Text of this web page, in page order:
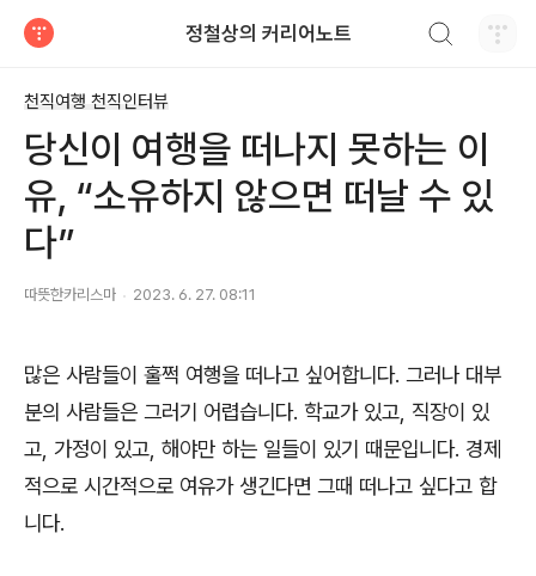
정철상의 커리어노트
천직여행 천직인터뷰
당신이 여행을 떠나지 못하는 이
유, “소유하지 않으면 떠날 수 있
다”
따뜻한카리스마 2023. 6. 27. 08:11
많은 사람들이 훌쩍 여행을 떠나고 싶어합니다. 그러나 대부
분의 사람들은 그러기 어렵습니다. 학교가 있고 직장이 있
고 가정이 있고 해야만 하는 일들이 있기 때문입니다. 경제
적으로 시간적으로 여유가 생긴다면 그때 떠나고 싶다고 합
니다.